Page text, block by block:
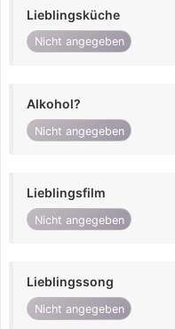
Lieblingsküche
Nicht angegeben
Alkohol?
Nicht angegeben
Lieblingsfilm
Nicht angegeben
Lieblingssong
Nicht angegeben